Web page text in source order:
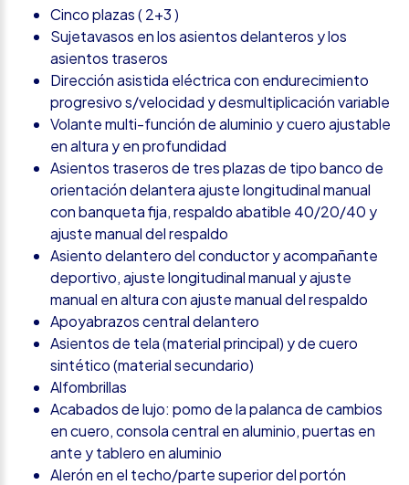
Cinco plazas ( 2+3 )
Sujetavasos en los asientos delanteros y los
asientos traseros
Dirección asistida eléctrica con endurecimiento
progresivo s/velocidad y desmultiplicación variable
Volante multi-función de aluminio y cuero ajustable
en altura y en profundidad
Asientos traseros de tres plazas de tipo banco de
orientación delantera ajuste longitudinal manual
con banqueta fija, respaldo abatible 40/20/40 y
ajuste manual del respaldo
Asiento delantero del conductor y acompañante
deportivo, ajuste longitudinal manual y ajuste
manual en altura con ajuste manual del respaldo
Apoyabrazos central delantero
Asientos de tela (material principal) y de cuero
sintético (material secundario)
Alfombrillas
Acabados de lujo: pomo de la palanca de cambios
en cuero, consola central en aluminio, puertas en
ante y tablero en aluminio
Alerón en el techo/parte superior del portón